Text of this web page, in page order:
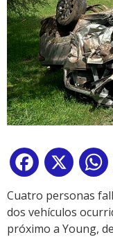
Facebook
X
Cuatro personas
dos vehículos
próximo a Young,